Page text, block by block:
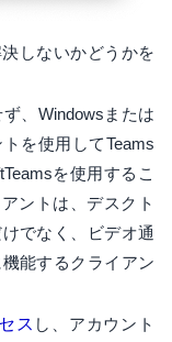
しないかどうかを
、Windowsまたは
を使用してTeams
を使用するこ
ントは、デスクト
でなく、ビデオ通
能するクライアン
ス し、アカウント